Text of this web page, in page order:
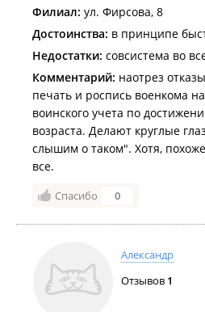
Филиал: ул. Фирсова, 8
Достоинства: в принципе
Недостатки: совсистема во
Комментарий: наотрез
печать и роспись военкома
воинского учета по
возраста. Делают круглые
слышим о таком". Хотя,
все.
Спасибо 0
Александр
Отзывов 1